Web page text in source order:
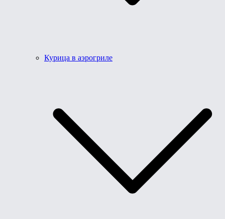
Курица в аэрогриле